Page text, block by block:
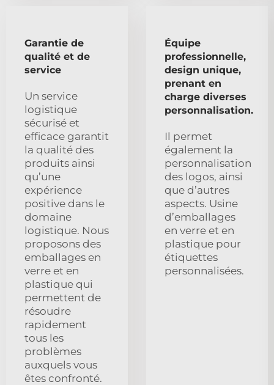
Garantie de
qualité et de
service
Un service
logistique
sécurisé et
efficace garantit
la qualité des
produits ainsi
qu’une
expérience
positive dans le
domaine
logistique. Nous
proposons des
emballages en
verre et en
plastique qui
permettent de
résoudre
rapidement
tous les
problèmes
auxquels vous
êtes confronté.
Équipe
professionnelle,
design unique,
prenant en
charge diverses
personnalisation.
Il permet
également la
personnalisation
des logos, ainsi
que d’autres
aspects. Usine
d’emballages
en verre et en
plastique pour
étiquettes
personnalisées.